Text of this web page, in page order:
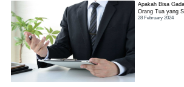
Apakah Bisa
Orang Tua yang
28 February 2024